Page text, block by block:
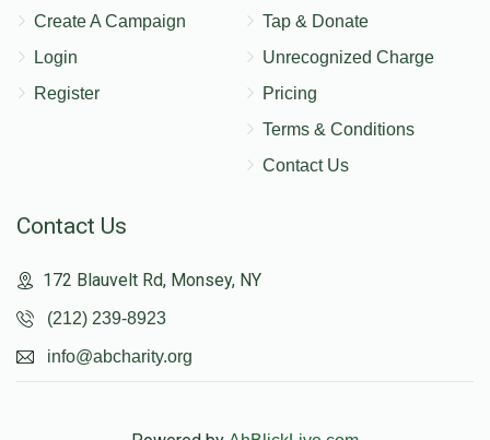
Create A Campaign
Login
Register
Tap & Donate
Unrecognized Charge
Pricing
Terms & Conditions
Contact Us
Contact Us
172 Blauvelt Rd, Monsey, NY
(212) 239-8923
info@abcharity.org